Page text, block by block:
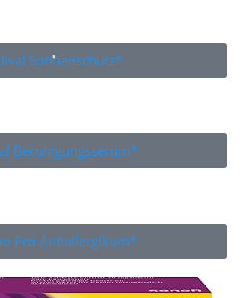
Sonnenschutz*
Beruhigungsserum*
Pro Antiallergikum*